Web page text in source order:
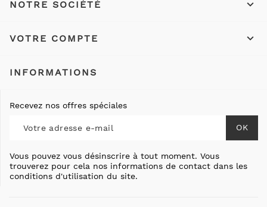
NOTRE SOCIÉTÉ 
VOTRE COMPTE 
INFORMATIONS
Recevez nos offres spéciales
Vous pouvez vous désinscrire à tout moment. Vous
trouverez pour cela nos informations de contact dans les
conditions d'utilisation du site.